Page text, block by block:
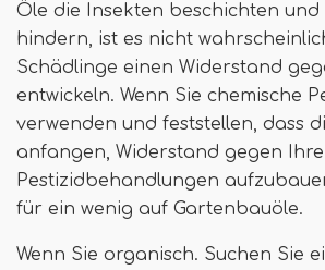
Öle die Insekten beschichten und
hindern, ist es nicht
Schädlinge einen Widerstand
entwickeln. Wenn Sie chemische
verwenden und feststellen, dass
anfangen, Widerstand gegen Ihre
Pestizidbehandlungen
für ein wenig auf Gartenbauöle.
Wenn Sie organisch. Suchen Sie